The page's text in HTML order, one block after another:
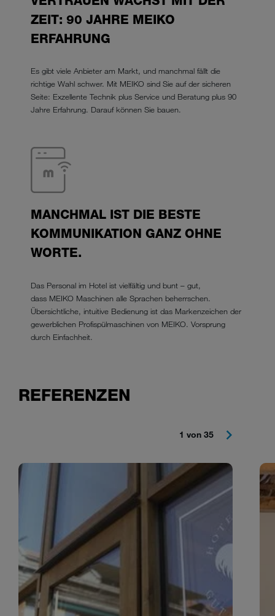
ZEIT: 90 JAHRE MEIKO
ERFAHRUNG
Es gibt viele Anbieter am Markt, und manchmal fällt die
richtige Wahl schwer. Mit MEIKO sind Sie auf der sicheren
Seite: Exzellente Technik plus Service und Beratung plus 90
Jahre Erfahrung. Darauf können Sie bauen.
MANCHMAL IST DIE BESTE
KOMMUNIKATION GANZ OHNE
WORTE.
Das Personal im Hotel ist vielfältig und bunt – gut,
dass MEIKO Maschinen alle Sprachen beherrschen.
Übersichtliche, intuitive Bedienung ist das Markenzeichen der
gewerblichen Profispülmaschinen von MEIKO. Vorsprung
durch Einfachheit.
REFERENZEN
1 von 35